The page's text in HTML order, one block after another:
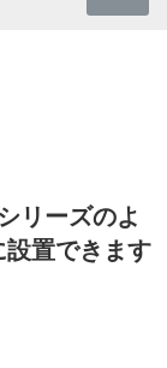
リーズのよ
設置できます